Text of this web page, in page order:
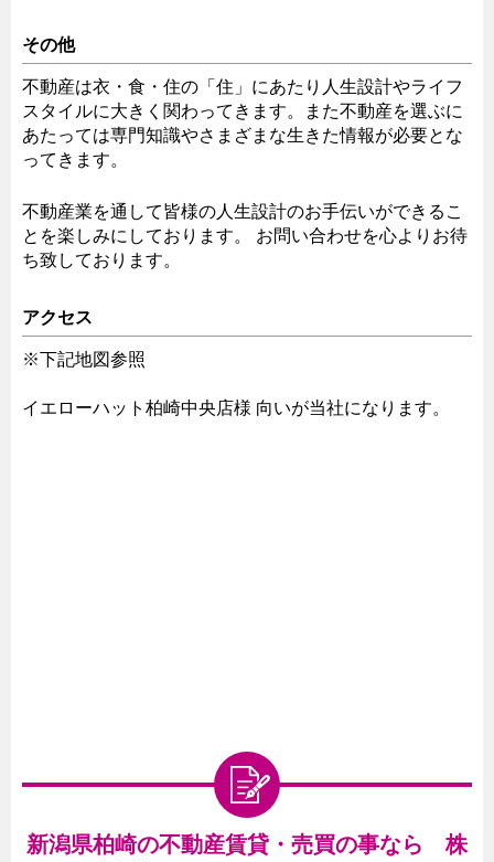
その他
不動産は衣・食・住の「住」にあたり人生設計やライフ
スタイルに大きく関わってきます。また不動産を選ぶに
あたっては専門知識やさまざまな生きた情報が必要とな
ってきます。
不動産業を通して皆様の人生設計のお手伝いができるこ
とを楽しみにしております。 お問い合わせを心よりお待
ち致しております。
アクセス
※下記地図参照
イエローハット柏崎中央店様 向いが当社になります。
新潟県柏崎の不動産賃貸・売買の事なら 株